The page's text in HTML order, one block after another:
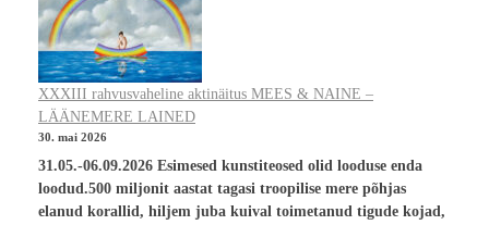
XXXIII rahvusvaheline aktinäitus MEES & NAINE –
LÄÄNEMERE LAINED
30. mai 2026
31.05.-06.09.2026 Esimesed kunstiteosed olid looduse enda
loodud.500 miljonit aastat tagasi troopilise mere põhjas
elanud korallid, hiljem juba kuival toimetanud tigude kojad,